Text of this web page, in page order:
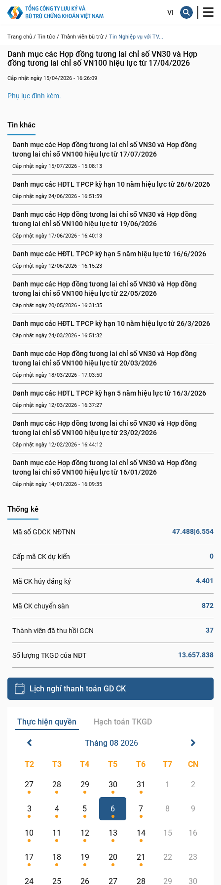
Trang chủ / Tin tức / Thành viên bù trừ / Tin Nghiệp vụ với TV...
Danh mục các Hợp đồng tương lai chỉ số VN30 và Hợp
đồng tương lai chỉ số VN100 hiệu lực từ 17/04/2026
Cập nhật ngày 15/04/2026 - 16:26:09
Phụ lục đính kèm.
Tin khác
Danh mục các Hợp đồng tương lai chỉ số VN30 và Hợp đồng
tương lai chỉ số VN100 hiệu lực từ 17/07/2026
Cập nhật ngày 15/07/2026 - 15:08:13
Danh mục các HĐTL TPCP kỳ hạn 10 năm hiệu lực từ 26/6/2026
Cập nhật ngày 24/06/2026 - 16:51:59
Danh mục các Hợp đồng tương lai chỉ số VN30 và Hợp đồng
tương lai chỉ số VN100 hiệu lực từ 19/06/2026
Cập nhật ngày 17/06/2026 - 16:40:13
Danh mục các HĐTL TPCP kỳ hạn 5 năm hiệu lực từ 16/6/2026
Cập nhật ngày 12/06/2026 - 16:15:23
Danh mục các Hợp đồng tương lai chỉ số VN30 và Hợp đồng
tương lai chỉ số VN100 hiệu lực từ 22/05/2026
Cập nhật ngày 20/05/2026 - 16:31:35
Danh mục các HĐTL TPCP kỳ hạn 10 năm hiệu lực từ 26/3/2026
Cập nhật ngày 24/03/2026 - 16:51:32
Danh mục các Hợp đồng tương lai chỉ số VN30 và Hợp đồng
tương lai chỉ số VN100 hiệu lực từ 20/03/2026
Cập nhật ngày 18/03/2026 - 17:03:50
Danh mục các HĐTL TPCP kỳ hạn 5 năm hiệu lực từ 16/3/2026
Cập nhật ngày 12/03/2026 - 16:37:27
Danh mục các Hợp đồng tương lai chỉ số VN30 và Hợp đồng
tương lai chỉ số VN100 hiệu lực từ 23/02/2026
Cập nhật ngày 12/02/2026 - 16:44:12
Danh mục các Hợp đồng tương lai chỉ số VN30 và Hợp đồng
tương lai chỉ số VN100 hiệu lực từ 16/01/2026
Cập nhật ngày 14/01/2026 - 16:09:35
Thống kê
Mã số GDCK NĐTNN 47.488|6.554
Cấp mã CK dự kiến 0
Mã CK hủy đăng ký 4.401
Mã CK chuyển sàn 872
Thành viên đã thu hồi GCN 37
Số lượng TKGD của NĐT 13.657.838
Lịch nghỉ thanh toán GD CK
Thực hiện quyền Hạch toán TKGD
Tháng 08 2026
T2 T3 T4 T5 T6 T7 CN
27 28 29 30 31 1 2
3 4 5 6 7 8 9
10 11 12 13 14 15 16
17 18 19 20 21 22 23
24 25 26 27 28 29 30